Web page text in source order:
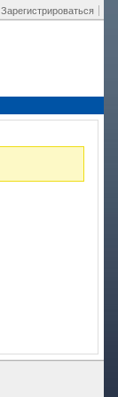
Зарегистрироваться